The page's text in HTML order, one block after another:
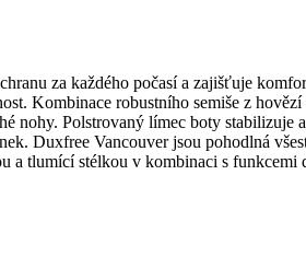
za každého počasí a zajišťuje
Kombinace robustního semiše z
nohy. Polstrovaný límec boty
Duxfree Vancouver jsou pohodlná
tlumící stélkou v kombinaci s funkcemi